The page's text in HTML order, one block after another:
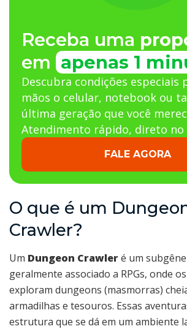
Receba uma
em apenas 1
Descubra condições especiais
mãos o celular, notebook ou
última geração que você
Atendimento rápido, direto no
FALE AGORA
O que é um
Crawler?
Um Dungeon Crawleré um
geralmente associado a RPGs, onde
exploram dungeons (masmorras)
armadilhas e tesouros. Essas
estrutura que se dá em um ambiente